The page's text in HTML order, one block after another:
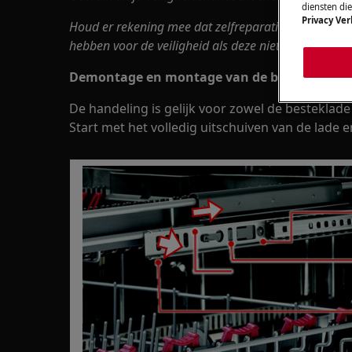
Houd er rekening mee dat zelfreparatie of niet-
hebben voor de veiligheid als deze niet correct
Demontage en montage van de besteklade
De handeling is gelijk voor zowel de
Start met het volledig uitschuiven van de lade
diensten
Privacy